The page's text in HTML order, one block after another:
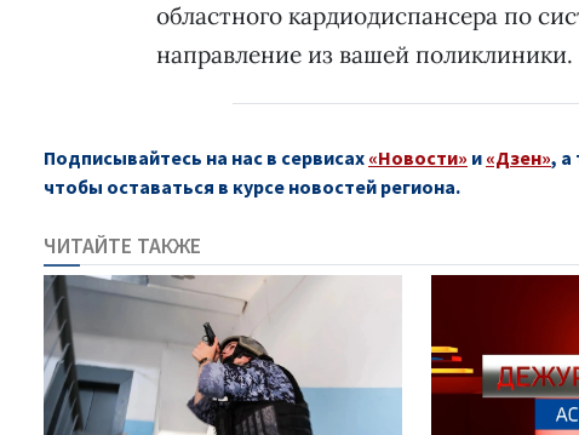
областного кардиодиспансера по
направление из вашей поликлиники.
Подписывайтесь на нас в сервисах «Новости» и «Дзен», а
чтобы оставаться в курсе новостей региона.
ЧИТАЙТЕ ТАКЖЕ